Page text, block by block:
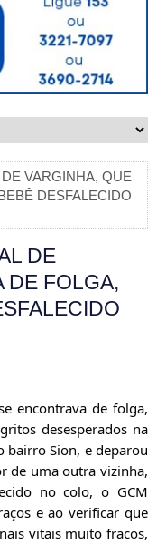
VARGINHA, QUE
DESFALECIDO
DE
DE FOLGA,
encontrava de folga,
desesperados na
bairro Sion, e deparou
de uma outra vizinha,
no colo, o GCM
e ao verificar que
vitais muito fracos,